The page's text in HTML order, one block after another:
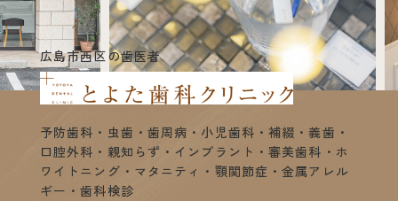
広島市西区の歯医者
予防歯科・虫歯・歯周病・小児歯科・補綴・義歯・
口腔外科・親知らず・インプラント・審美歯科・ホ
ワイトニング・マタニティ・顎関節症・金属アレル
ギー・歯科検診